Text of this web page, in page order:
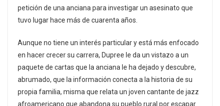
petición de una anciana para investigar un asesinato que
tuvo lugar hace más de cuarenta años.
Aunque no tiene un interés particular y está más enfocado
en hacer crecer su carrera, Dupree le da un vistazo a un
paquete de cartas que la anciana le ha dejado y descubre,
abrumado, que la información conecta a la historia de su
propia familia, misma que relata un joven cantante de jazz
afroamericano que abandona su pueblo rural por escapar